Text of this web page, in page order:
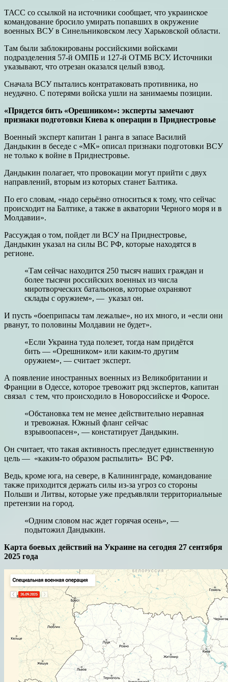
ТАСС со ссылкой на источники сообщает, что украинское
командование бросило умирать попавших в окружение
военных ВСУ в Синельниковском лесу Харьковской области.
Там были заблокированы российскими войсками
подразделения 57-й ОМПБ и 127-й ОТМБ ВСУ. Источники
указывают, что отрезан оказался целый взвод.
Сначала ВСУ пытались контратаковать противника, но
неудачно. С потерями войска ушли на занимаемы позиции.
«Придется бить «Орешником»: эксперты замечают
признаки подготовки Киева к операции в Приднестровье
Военный эксперт капитан 1 ранга в запасе Василий
Дандыкин в беседе с «МК» описал признаки подготовки ВСУ
не только к войне в Приднестровье.
Дандыкин полагает, что провокации могут прийти с двух
направлений, вторым из которых станет Балтика.
По его словам, «надо серьёзно относиться к тому, что сейчас
происходит на Балтике, а также в акватории Черного моря и в
Молдавии».
Рассуждая о том, пойдет ли ВСУ на Приднестровье,
Дандыкин указал на силы ВС РФ, которые находятся в
регионе.
«Там сейчас находится 250 тысяч наших граждан и
более тысячи российских военных из числа
миротворческих батальонов, которые охраняют
склады с оружием», — указал он.
И пусть «боеприпасы там лежалые», но их много, и «если они
рванут, то половины Молдавии не будет».
«Если Украина туда полезет, тогда нам придётся
бить — «Орешником» или каким-то другим
оружием», — считает эксперт.
А появление иностранных военных из Великобритании и
Франции в Одессе, которое тревожит ряд экспертов, капитан
связал с тем, что происходило в Новороссийске и Форосе.
«Обстановка тем не менее действительно неравная
и тревожная. Южный фланг сейчас
взрывоопасен», — констатирует Дандыкин.
Он считает, что такая активность преследует единственную
цель — «каким-то образом распылить» ВС РФ.
Ведь, кроме юга, на севере, в Калининграде, командование
также приходится держать силы из-за угроз со стороны
Польши и Литвы, которые уже предъявляли территориальные
претензии на город.
«Одним словом нас ждет горячая осень», —
подытожил Дандыкин.
Карта боевых действий на Украине на сегодня 27 сентября
2025 года